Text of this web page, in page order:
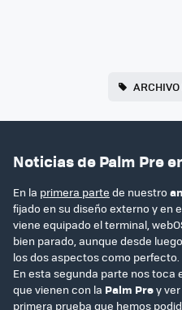
Noticias de Palm Pre
En la primera parte de nuestro
fijado en su diseño externo y en
viene equipado el terminal,
bien parado, aunque desde
los dos aspectos como perfecto.
En esta segunda parte nos toca
que vienen con la Palm Prey
primera prueba que hemos